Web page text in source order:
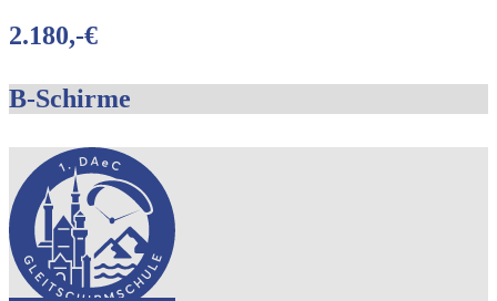
2.180,-€
B-Schirme